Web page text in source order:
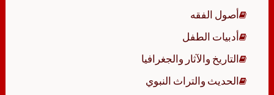
أصول الفقه
أدبيات الطفل
التاريخ والآثار والجغرافيا
الحديث والتراث النبوي